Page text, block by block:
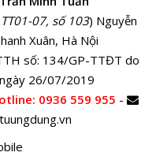
07, số 103) Nguyễn
Xuân, Hà Nội
số: 134/GP-TTĐT do
26/07/2019
: 0936 559 955 -